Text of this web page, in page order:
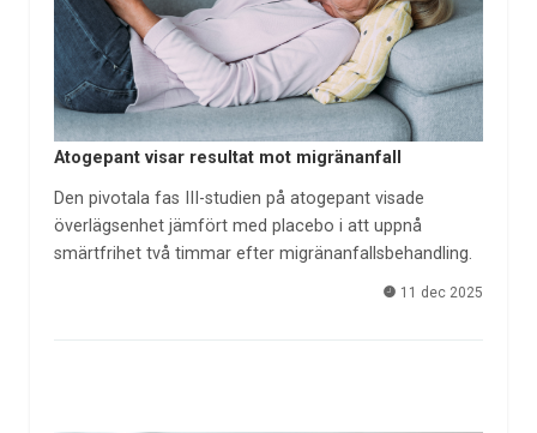
Atogepant visar resultat mot migränanfall
Den pivotala fas III-studien på atogepant visade
överlägsenhet jämfört med placebo i att uppnå
smärtfrihet två timmar efter migränanfallsbehandling.
11 dec 2025